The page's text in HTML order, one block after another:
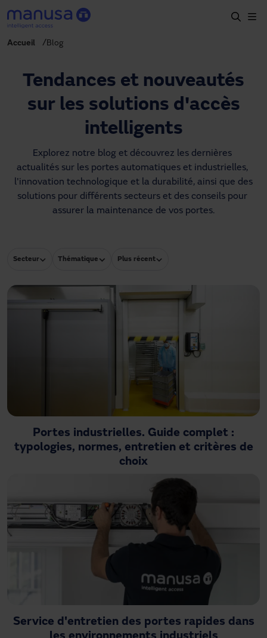
Aller au contenu principal
Produits et secteurs
Services
Projets
Blog
À propos de nous
Accueil Blog
Tendances et nouveautés
sur les solutions d'accès
intelligents
Explorez notre blog et découvrez les dernières
actualités sur les portes automatiques et industrielles,
l'innovation technologique et la durabilité, ainsi que des
solutions pour différents secteurs et des conseils pour
assurer la maintenance de vos portes.
Secteur Thématique Plus récent
Portes industrielles. Guide complet :
typologies, normes, entretien et critères de
choix
Service d'entretien des portes rapides dans